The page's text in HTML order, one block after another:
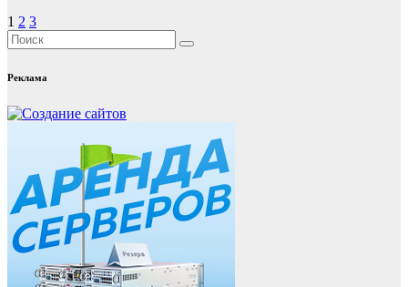
Пагинация
записей
1 2 3
Реклама